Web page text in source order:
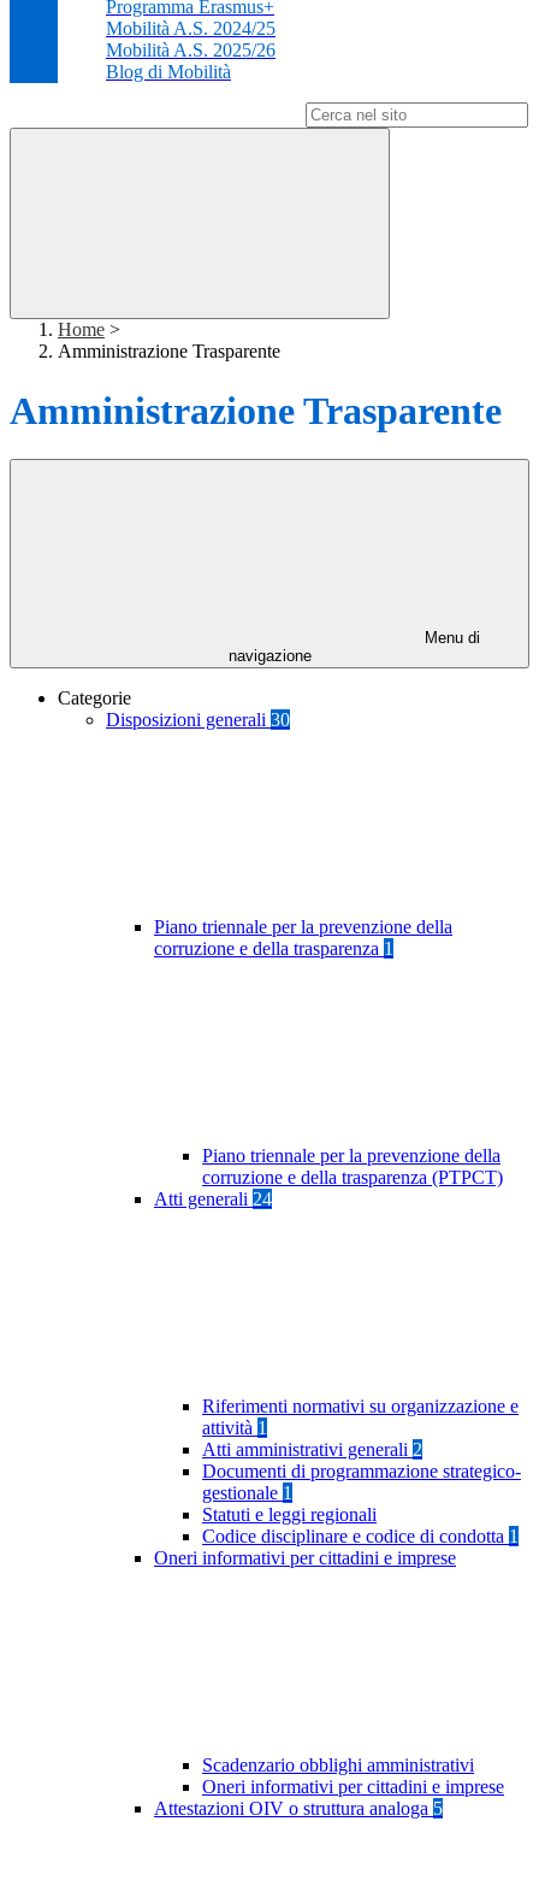
Programma Erasmus+
Mobilità A.S. 2024/25
Mobilità A.S. 2025/26
Blog di Mobilità
Home >
Amministrazione Trasparente
Amministrazione Trasparente
Menu di
navigazione
Categorie
Disposizioni generali 30
Piano triennale per la prevenzione della
corruzione e della trasparenza 1
Piano triennale per la prevenzione della
corruzione e della trasparenza (PTPCT)
Atti generali 24
Riferimenti normativi su organizzazione e
attività 1
Atti amministrativi generali 2
Documenti di programmazione strategico-
gestionale 1
Statuti e leggi regionali
Codice disciplinare e codice di condotta 1
Oneri informativi per cittadini e imprese
Scadenzario obblighi amministrativi
Oneri informativi per cittadini e imprese
Attestazioni OIV o struttura analoga 5